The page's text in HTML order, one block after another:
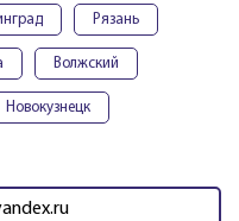
Рязань
Волжский
Новокузнецк